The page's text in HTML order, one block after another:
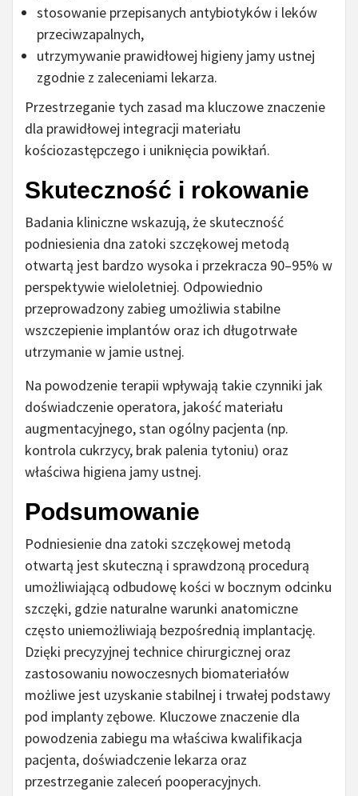
stosowanie przepisanych antybiotyków i leków
przeciwzapalnych,
utrzymywanie prawidłowej higieny jamy ustnej
zgodnie z zaleceniami lekarza.
Przestrzeganie tych zasad ma kluczowe znaczenie
dla prawidłowej integracji materiału
kościozastępczego i uniknięcia powikłań.
Skuteczność i rokowanie
Badania kliniczne wskazują, że skuteczność
podniesienia dna zatoki szczękowej metodą
otwartą jest bardzo wysoka i przekracza 90–95% w
perspektywie wieloletniej. Odpowiednio
przeprowadzony zabieg umożliwia stabilne
wszczepienie implantów oraz ich długotrwałe
utrzymanie w jamie ustnej.
Na powodzenie terapii wpływają takie czynniki jak
doświadczenie operatora, jakość materiału
augmentacyjnego, stan ogólny pacjenta (np.
kontrola cukrzycy, brak palenia tytoniu) oraz
właściwa higiena jamy ustnej.
Podsumowanie
Podniesienie dna zatoki szczękowej metodą
otwartą jest skuteczną i sprawdzoną procedurą
umożliwiającą odbudowę kości w bocznym odcinku
szczęki, gdzie naturalne warunki anatomiczne
często uniemożliwiają bezpośrednią implantację.
Dzięki precyzyjnej technice chirurgicznej oraz
zastosowaniu nowoczesnych biomateriałów
możliwe jest uzyskanie stabilnej i trwałej podstawy
pod implanty zębowe. Kluczowe znaczenie dla
powodzenia zabiegu ma właściwa kwalifikacja
pacjenta, doświadczenie lekarza oraz
przestrzeganie zaleceń pooperacyjnych.